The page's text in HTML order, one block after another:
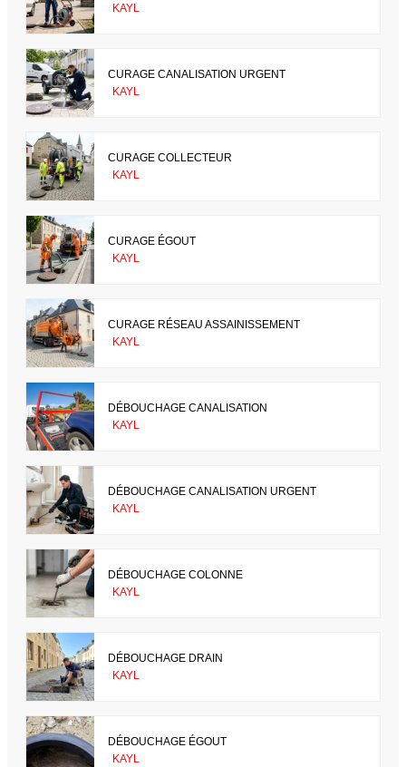
KAYL
CURAGE CANALISATION URGENT
KAYL
CURAGE COLLECTEUR
KAYL
CURAGE ÉGOUT
KAYL
CURAGE RÉSEAU ASSAINISSEMENT
KAYL
DÉBOUCHAGE CANALISATION
KAYL
DÉBOUCHAGE CANALISATION URGENT
KAYL
DÉBOUCHAGE COLONNE
KAYL
DÉBOUCHAGE DRAIN
KAYL
DÉBOUCHAGE ÉGOUT
KAYL